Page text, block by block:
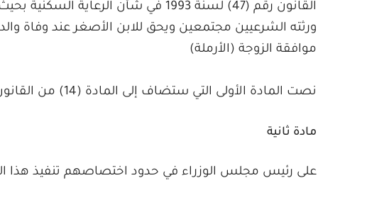
القانون رقم (47) لسنة 1993 في شأن
ورثته الشرعيين مجتمعين ويحق للابن الأصغر عند وفاة
موافقة الزوجة (الأرملة)
نصت المادة الأولى التي ستضاف إلى المادة (14) من القانون رقم (47) لسنة 1993 على ما يلي:
مادة ثانية
على رئيس مجلس الوزراء في حدود اختصاصهم تنفيذ هذا